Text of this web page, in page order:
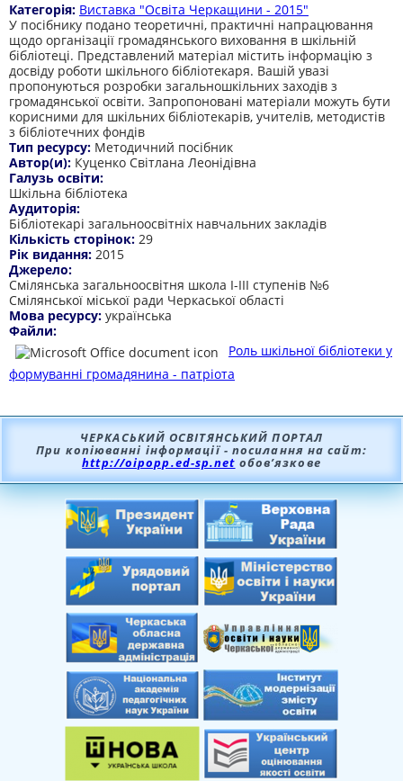
Категорія: Виставка "Освіта Черкащини - 2015"
У посібнику подано теоретичні, практичні напрацювання
щодо організації громадянського виховання в шкільній
бібліотеці. Представлений матеріал містить інформацію з
досвіду роботи шкільного бібліотекаря. Вашій увазі
пропонуються розробки загальношкільних заходів з
громадянської освіти. Запропоновані матеріали можуть бути
корисними для шкільних бібліотекарів, учителів, методистів
з бібліотечних фондів
Тип ресурсу: Методичний посібник
Автор(и): Куценко Світлана Леонідівна
Галузь освіти:
Шкільна бібліотека
Аудиторія:
Бібліотекарі загальноосвітніх навчальних закладів
Кількість сторінок: 29
Рік видання: 2015
Джерело:
Смілянська загальноосвітня школа І-ІІІ ступенів №6
Смілянської міської ради Черкаської області
Мова ресурсу: українська
Файли:
Роль шкільної бібліотеки у
формуванні громадянина - патріота
ЧЕРКАСЬКИЙ ОСВІТЯНСЬКИЙ ПОРТАЛ
При копіюванні інформації - посилання на сайт:
http://oipopp.ed-sp.net обов’язкове